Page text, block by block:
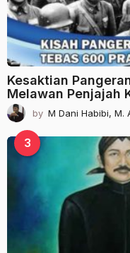
Kesaktian
Melawan Penjajah
by M Dani Habibi, M.
3